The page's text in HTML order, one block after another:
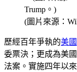
(圖片來源：
歷經百年爭執的美國
委票決；更成為美
法案。實施四年以